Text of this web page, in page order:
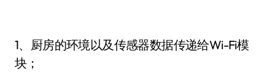
1、厨房的环境以及传感器数据传递给Wi-Fi模
块；